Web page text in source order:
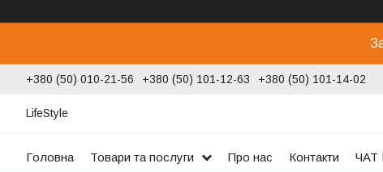
+380 (50) 010-21-56 +380 (50) 101-12-63 +380 (50) 101-14-02
LifeStyle
Головна Товари та послуги Про нас Контакти ЧАТ